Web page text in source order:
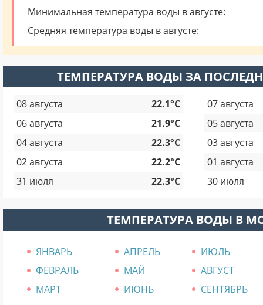
Минимальная температура воды в августе:
Средняя температура воды в августе:
ТЕМПЕРАТУРА ВОДЫ ЗА
08 августа 22.1°C
07 августа
06 августа
21.9°C
05 августа
04 августа
22.3°C
03 августа
02 августа
22.2°C
01 августа
31 июля
22.3°C 30 июля
ТЕМПЕРАТУРА ВОДЫ В
ЯНВАРЬ АПРЕЛЬ
ИЮЛЬ
ФЕВРАЛЬ
МАЙ
АВГУСТ
МАРТ
ИЮНЬ СЕНТЯБРЬ